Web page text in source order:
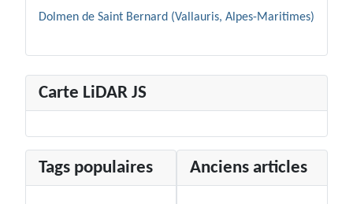
Dolmen de Saint Bernard (Vallauris, Alpes-Maritimes)
Carte LiDAR JS
Tags populaires Anciens articles